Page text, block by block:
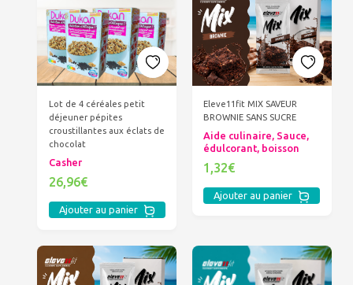
Lot de 4 céréales petit
déjeuner pépites
croustillantes aux éclats de
chocolat
Casher
26,96€
Ajouter au panier
Eleve11fit MIX SAVEUR
BROWNIE SANS SUCRE
Aide culinaire, Sauce,
édulcorant, boisson
1,32€
Ajouter au panier